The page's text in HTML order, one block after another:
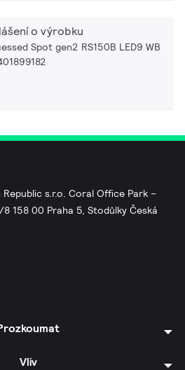
o výrobku
Spot gen2 RS150B LED9 WB
s.r.o. Coral Office Park –
158 00 Praha 5, Stodůlky Česká
Vliv